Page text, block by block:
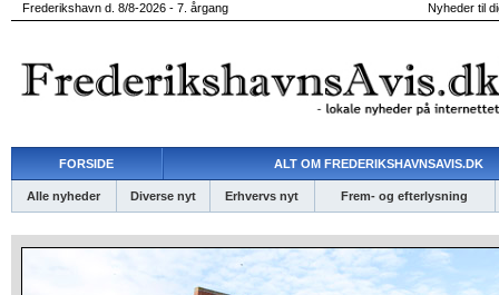
Frederikshavn d. 8/8-2026 - 7. årgang Nyheder til
FORSIDE ALT OM FREDERIKSHAVNSAVIS.DK
Alle nyheder Diverse nyt Erhvervs nyt Frem- og efterlysning